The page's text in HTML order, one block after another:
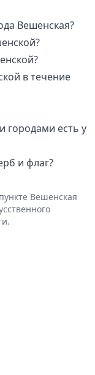
Вешенская?
в течение
городами есть у
и флаг?
Вешенская